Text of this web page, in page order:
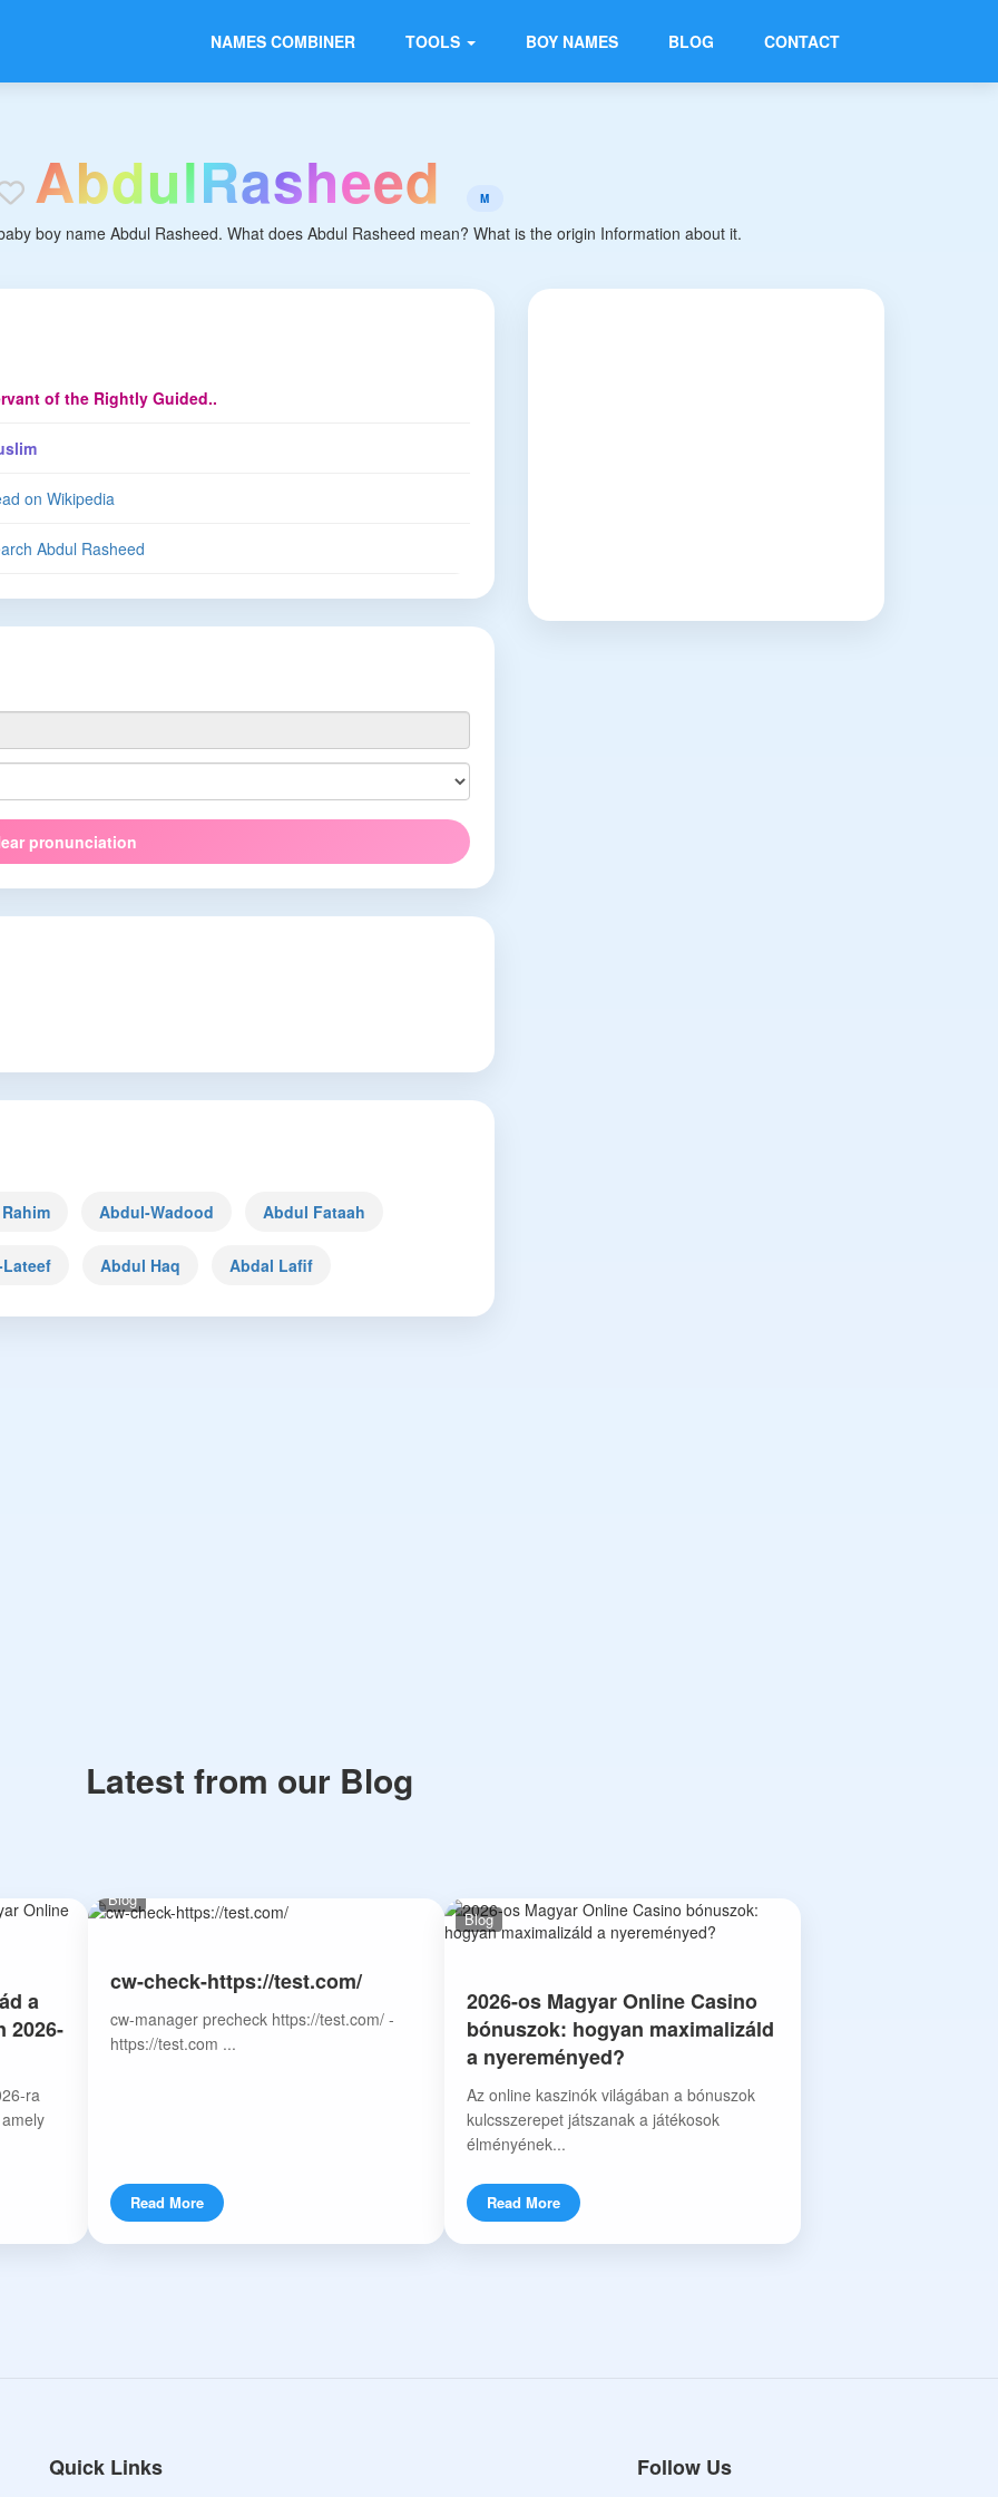
NAMES COMBINER TOOLS BOY NAMES BLOG CONTACT
AbdulRasheed M
boy name Abdul Rasheed. What does Abdul Rasheed mean? What is the origin Information about it.
of the Rightly Guided..
on Wikipedia
Abdul Rasheed
pronunciation
Abdul-Wadood Abdul Fataah
Abdul Haq Abdal Lafif
Latest from our Blog
a
2026-
ra
Blog
cw-check-https://test.com/
cw-manager precheck https://test.com/ -
https://test.com ...
Read More
Blog
2026-os Magyar Online Casino
bónuszok: hogyan maximalizáld
a nyereményed?
Az online kaszinók világában a bónuszok
kulcsszerepet játszanak a játékosok
élményének...
Read More
Quick Links Follow Us